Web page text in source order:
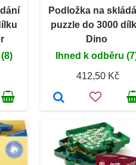
Podložka na
puzzle do 3000
Dino
Ihned k odběru
412,50 Kč